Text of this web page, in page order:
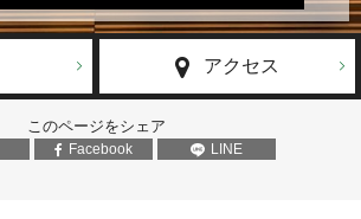
アクセス
このページをシェア
Facebook LINE